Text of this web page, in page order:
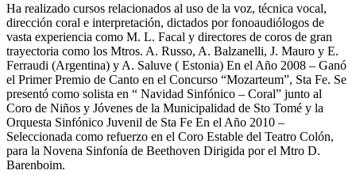
Ha realizado cursos relacionados al uso de la voz, técnica vocal,
dirección coral e interpretación, dictados por fonoaudiólogos de
vasta experiencia como M. L. Facal y directores de coros de gran
trayectoria como los Mtros. A. Russo, A. Balzanelli, J. Mauro y E.
Ferraudi (Argentina) y A. Saluve ( Estonia) En el Año 2008 – Ganó
el Primer Premio de Canto en el Concurso “Mozarteum”, Sta Fe. Se
presentó como solista en “ Navidad Sinfónico – Coral” junto al
Coro de Niños y Jóvenes de la Municipalidad de Sto Tomé y la
Orquesta Sinfónico Juvenil de Sta Fe En el Año 2010 –
Seleccionada como refuerzo en el Coro Estable del Teatro Colón,
para la Novena Sinfonía de Beethoven Dirigida por el Mtro D.
Barenboim.